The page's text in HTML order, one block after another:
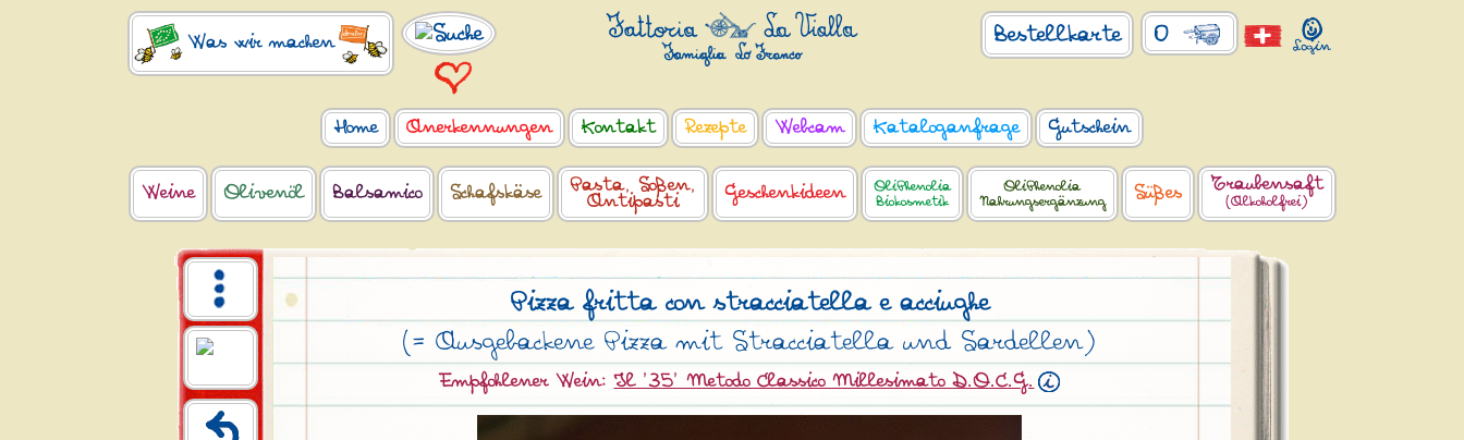
Was wir machen 0
Bestellkarte
Home Anerkennungen Kontakt Rezepte Webcam Kataloganfrage Gutschein
Weine Olivenöl Balsamico Schafskäse
Pasta, Soßen,
Antipasti
Geschenkideen
OliPhenolia
Biokosmetik
OliPhenolia
Nahrungsergänzung
Süßes Traubensaft
(Alkoholfrei)
Pizza fritta con stracciatella e acciughe
(= Ausgebackene Pizza mit Stracciatella und Sardellen)
Empfohlener Wein:Il '35' Metodo Classico Millesimato D.O.C.G.